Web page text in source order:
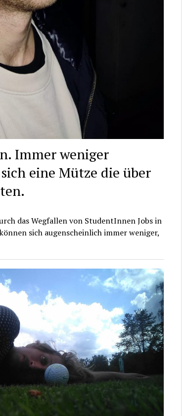
Immer weniger
eine Mütze die über
das Wegfallen von StudentInnen Jobs in
sich augenscheinlich immer weniger,